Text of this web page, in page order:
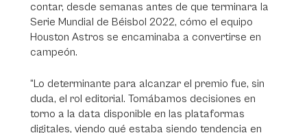
contar, desde semanas antes de que terminara la
Serie Mundial de Béisbol 2022, cómo el equipo
Houston Astros se encaminaba a convertirse en
campeón.
“Lo determinante para alcanzar el premio fue, sin
duda, el rol editorial. Tomábamos decisiones en
torno a la data disponible en las plataformas
digitales, viendo qué estaba siendo tendencia en